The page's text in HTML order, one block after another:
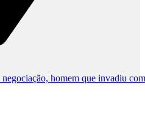
homem que invadiu